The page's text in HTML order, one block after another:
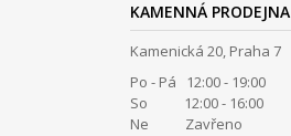
KAMENNÁ PRODEJNA
Kamenická 20, Praha 7
Po - Pá 12:00 - 19:00
So 12:00 - 16:00
Ne Zavřeno